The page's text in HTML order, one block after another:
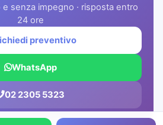
senza impegno · risposta entro
24 ore
preventivo
WhatsApp
02 2305 5323